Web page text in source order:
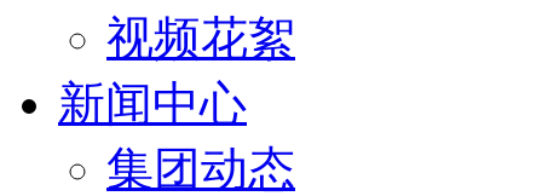
视频花絮
新闻中心
集团动态